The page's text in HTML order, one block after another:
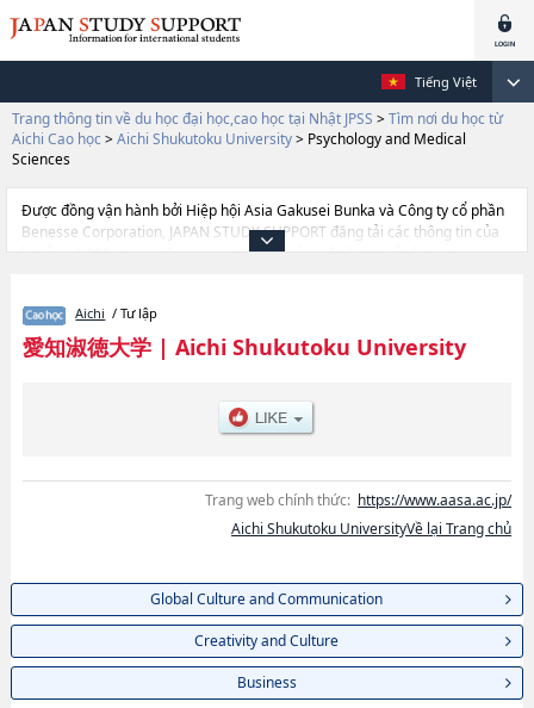
Tiếng Việt
Trang thông tin về du học đại học,cao học tại Nhật JPSS > Tìm nơi du học từ
Aichi Cao học > Aichi Shukutoku University> Psychology and Medical
Sciences
Được đồng vận hành bởi Hiệp hội Asia Gakusei Bunka và Công ty cổ phần
Benesse Corporation, JAPAN STUDY SUPPORT đăng tải các thông tin của
khoảng 1.300 trường đại học, cao học, trường đại học ngắn hạn, trường
thông tin cần thiết dành cho du học sinh, như là về các Global Culture and
CommunicationhoặcCreativity and CulturehoặcBusinesshoặcPsychology
and Medical ScienceshoặcEducationhoặcHealth and Nutritional Science,
số lượng tuyển sinh, số lượng trúng tuyển, cở sở trang thiết bị, hướng dẫn
Aichi / Tư lập
愛知淑徳大学| Aichi Shukutoku University
Trang web chính thức: https://www.aasa.ac.jp/
Aichi Shukutoku UniversityVề lại Trang chủ
Global Culture and Communication
Creativity and Culture
Business